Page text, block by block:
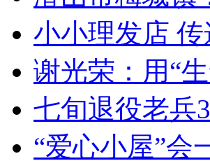
小小理发店
谢光荣：用“
七旬退役老兵
“爱心小屋”会